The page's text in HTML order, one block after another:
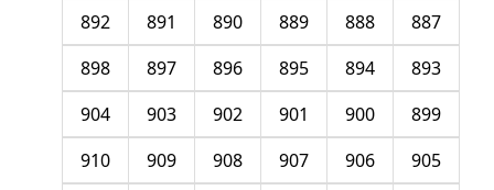
887
888
889
890
891
892
893
894
895
896
897
898
899
900
901
902
903
904
905
906
907
908
909
910